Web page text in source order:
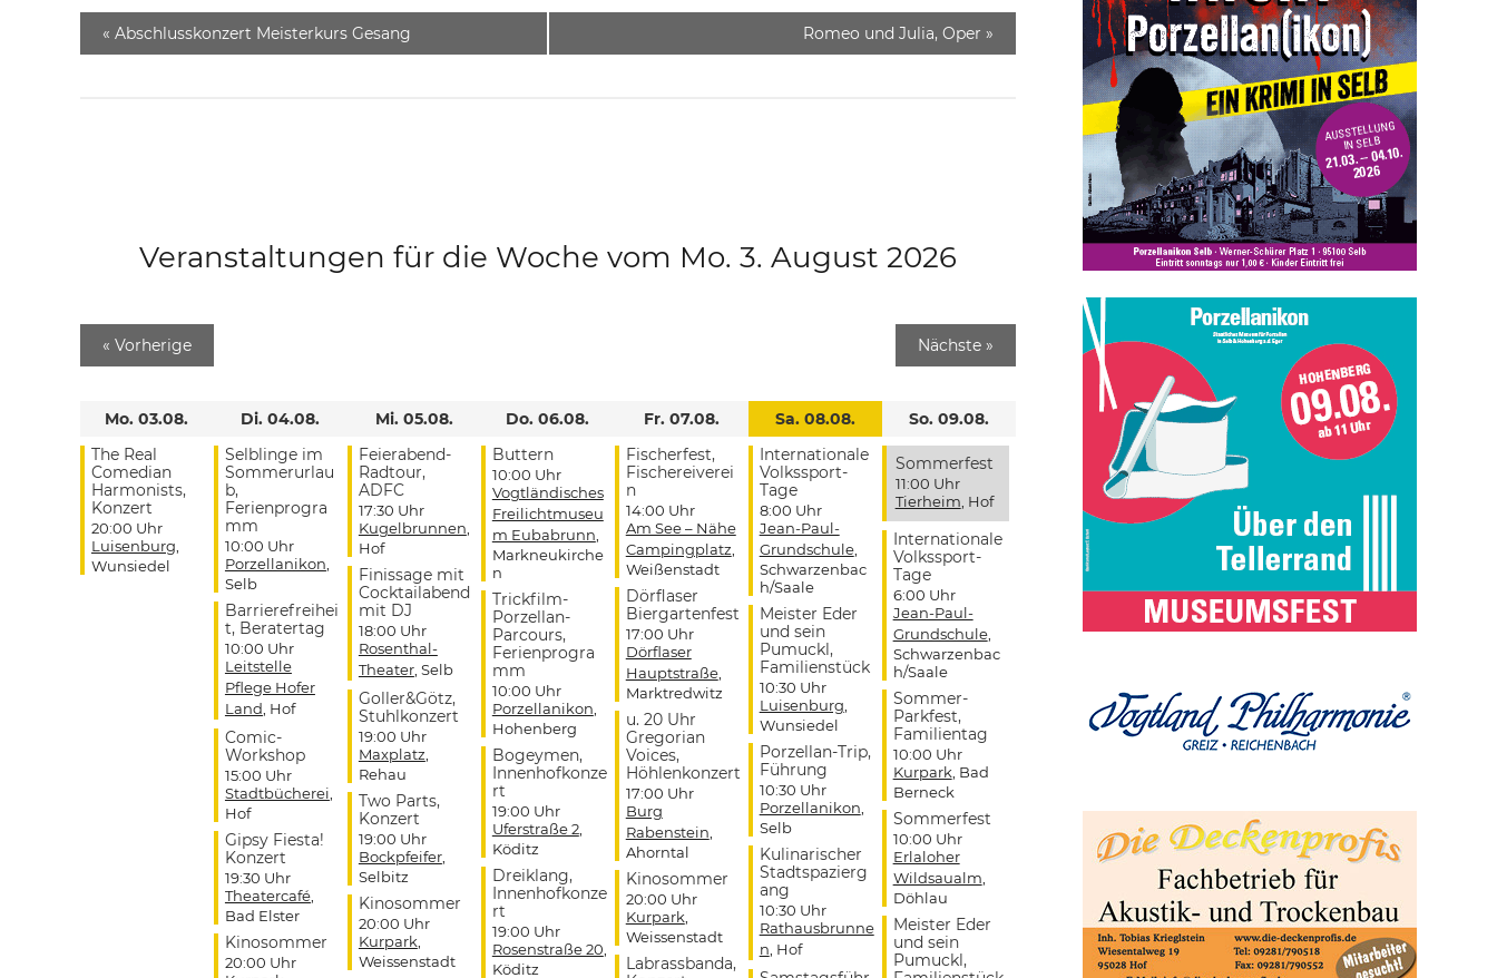
« Abschlusskonzert Meisterkurs Gesang Romeo und Julia, Oper »
Veranstaltungen für die Woche vom Mo. 3. August 2026
« Vorherige Nächste »
Mo. 03.08.
The Real
Comedian
Harmonists,
Konzert
20:00 Uhr
Luisenburg
Wunsiedel
Di. 04.08.
Selblinge im
Sommerurlau
b,
Ferienprogra
mm
10:00 Uhr
Porzellanikon
Selb
Barrierefreihei
t, Beratertag
10:00 Uhr
Leitstelle
Pflege Hofer
Land , Hof
Comic-
Workshop
15:00 Uhr
Stadtbücherei
Hof
Gipsy Fiesta!
Konzert
19:30 Uhr
Theatercafé,
Bad Elster
Kinosommer
20:00 Uhr
Mi. 05.08.
Feierabend-
Radtour,
ADFC
17:30 Uhr
Kugelbrunnen
Hof
Finissage mit
Cocktailabend
mit DJ
18:00 Uhr
Rosenthal-
Theater, Selb
Goller&Götz,
Stuhlkonzert
19:00 Uhr
Maxplatz
Rehau
Two Parts,
Konzert
19:00 Uhr
Bockpfeifer,
Selbitz
Kinosommer
20:00 Uhr
Kurpark
Weissenstadt
Do. 06.08.
Buttern
10:00 Uhr
Vogtländisches
Freilichtmuseu
m Eubabrunn
Markneukirche
n
Trickfilm-
Porzellan-
Parcours,
Ferienprogra
mm
10:00 Uhr
Porzellanikon
Hohenberg
Bogeymen,
Innenhofkonze
rt
19:00 Uhr
Uferstraße 2,
Köditz
Dreiklang,
Innenhofkonze
rt
19:00 Uhr
Rosenstraße 20
Köditz
Fr. 07.08.
Fischerfest,
Fischereiverei
n
14:00 Uhr
Am See – Nähe
Campingplatz
Weißenstadt
Dörflaser
Biergartenfest
17:00 Uhr
Dörflaser
Hauptstraße,
Marktredwitz
u. 20 Uhr
Gregorian
Voices,
Höhlenkonzert
17:00 Uhr
Burg
Rabenstein
Ahorntal
Kinosommer
20:00 Uhr
Kurpark
Weissenstadt
Labrassbanda,
Sa. 08.08.
Internationale
Volkssport-
Tage
8:00 Uhr
Jean-Paul-
Grundschule,
Schwarzenbac
h/Saale
Meister Eder
und sein
Pumuckl,
Familienstück
10:30 Uhr
Luisenburg
Wunsiedel
Porzellan-Trip,
Führung
10:30 Uhr
Porzellanikon
Selb
Kulinarischer
Stadtspazierg
ang
10:30 Uhr
Rathausbrunne
n , Hof
So. 09.08.
Sommerfest
11:00 Uhr
Tierheim , Hof
Internationale
Volkssport-
Tage
6:00 Uhr
Jean-Paul-
Grundschule,
Schwarzenbac
h/Saale
Sommer-
Parkfest,
Familientag
10:00 Uhr
Kurpark , Bad
Berneck
Sommerfest
10:00 Uhr
Erlaloher
Wildsaualm
Döhlau
Meister Eder
und sein
Pumuckl,